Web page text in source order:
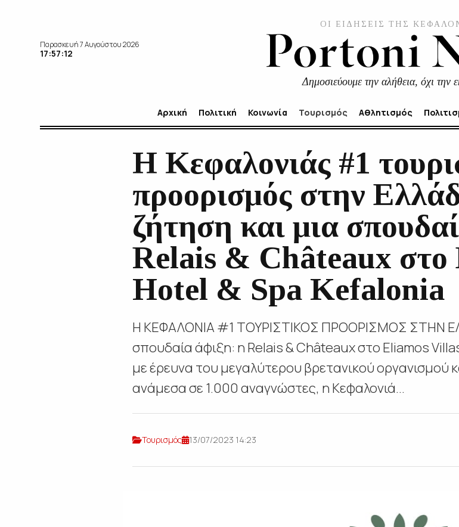
Παρασκευή 7 Αυγούστου 2026
17:57:13
ΟΙ ΕΙΔΗΣΕΙΣ ΤΗΣ
Δημοσιεύουμε την αλήθεια, όχι την
Αρχική Πολιτική Κοινωνία Τουρισμός Αθλητισμός
Η Κεφαλονιάς #1
προορισμός στην
ζήτηση και μια
Relais & Châteaux
Hotel & Spa Kefalonia
Η ΚΕΦΑΛΟΝΙΑ #1 ΤΟΥΡΙΣΤΙΚΟΣ ΠΡΟΟΡΙΣΜΟΣ ΣΤΗΝ
σπουδαία άφιξη: η Relais & Châteaux στο Eliamos
με έρευνα του μεγαλύτερου βρετανικού οργανισμού
ανάμεσα σε 1.000 αναγνώστες, η Κεφαλονιά...
Τουρισμός 13/07/2023 14:23